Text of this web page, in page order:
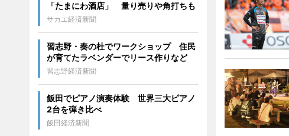
「たまにわ酒店」 量り売りや角打ちも
サカエ経済新聞
習志野・奏の杜でワークショップ 住民
が育てたラベンダーでリース作りなど
習志野経済新聞
飯田でピアノ演奏体験 世界三大ピアノ
2台を弾き比べ
飯田経済新聞